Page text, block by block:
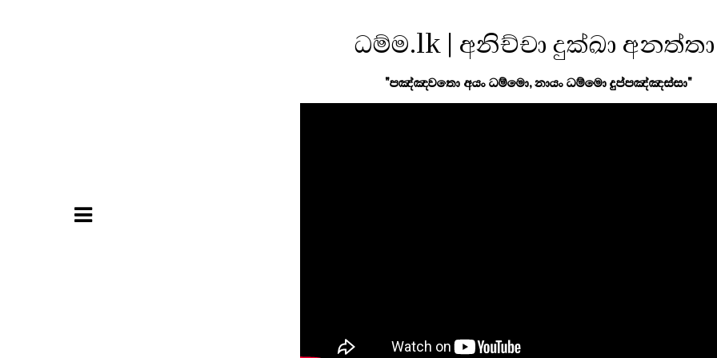
ධම්ම.lk | අනිච්චා දුක්ඛා
"පඤ්ඤවතො අයං ධම්මො, නායං ධම්මො දුප්පඤ්ඤස්සා"